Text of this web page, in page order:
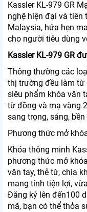
Kassler KL-979 GR
nghệ hiện đại và tiên
Malaysia, hứa hẹn
cho người tiêu dùng
Kassler KL-979 GR
Thông thường các
thị trường đều làm từ
siêu phẩm khóa vân
từ đồng và mạ vàng
sang trọng, sáng,
Phương thức mở
Khóa thông minh
phương thức mở
vân tay, thẻ từ, chìa
mang tính tiện lợi,
Đăng ký lên đến100
mã, bạn có thể thỏa